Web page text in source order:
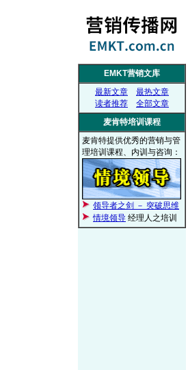
EMKT营销文库
最新文章
最热文章
读者推荐
全部文章
麦肯特培训课程
麦肯特提供优秀的营销与管
理培训课程、内训与咨询：
领导者之剑 － 突破思维
情境领导 经理人之培训